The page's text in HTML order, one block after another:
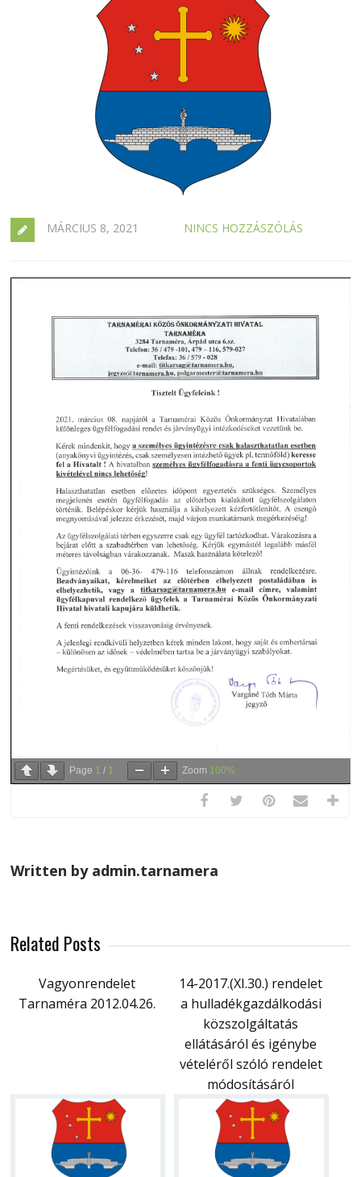
MÁRCIUS 8, 2021 NINCS HOZZÁSZÓLÁS
Page 1 / 1 Zoom 100%
Written by admin.tarnamera
Related Posts
Vagyonrendelet
Tarnaméra 2012.04.26.
14-2017.(XI.30.) rendelet
a hulladékgazdálkodási
közszolgáltatás
ellátásáról és igénybe
vételéről szóló rendelet
módosításáról